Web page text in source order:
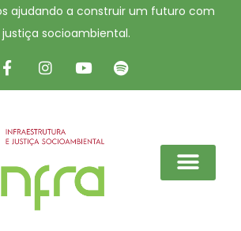
ajudando a construir um futuro com
justiça socioambiental.